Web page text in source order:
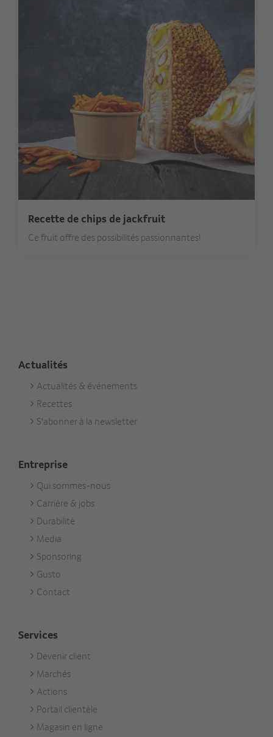
Recette de chips de jackfruit
Ce fruit offre des possibilités passionnantes!
Actualités
Footer
Aktuell
Actualités & événements
Recettes
S'abonner à la newsletter
Entreprise
Footer
Unternehmen
Qui sommes-nous
Carrière & jobs
Durabilité
Media
Sponsoring
Gusto
Contact
Services
Footer
Services
Devenir client
Marchés
Actions
Portail clientèle
Magasin en ligne